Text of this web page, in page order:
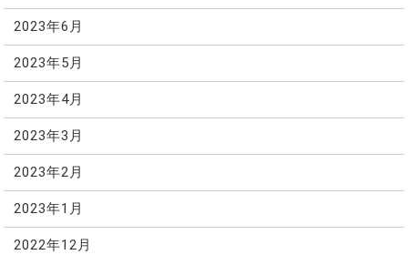
2023年6月
2023年5月
2023年4月
2023年3月
2023年2月
2023年1月
2022年12月